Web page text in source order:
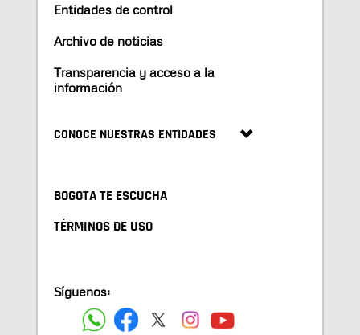
Entidades de control
Archivo de noticias
Transparencia y acceso a la
información
CONOCE NUESTRAS ENTIDADES
BOGOTA TE ESCUCHA
TÉRMINOS DE USO
Síguenos: